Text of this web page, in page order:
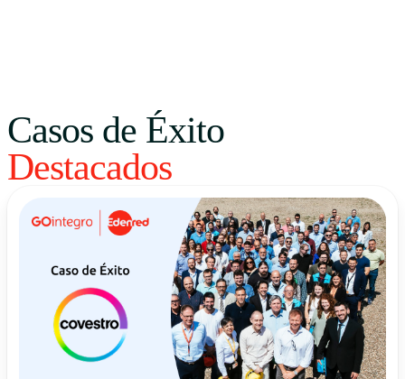
Português
Casos de Éxito
Destacados